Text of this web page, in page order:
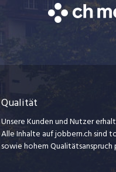
Qualität
Unsere Kunden und Nutzer
Alle Inhalte auf jobbern.ch sind
sowie hohem